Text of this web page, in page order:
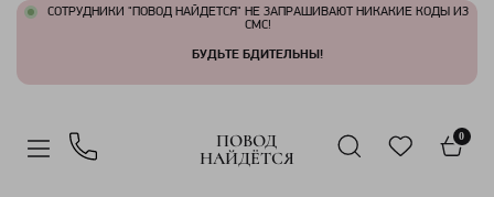
СОТРУДНИКИ "ПОВОД НАЙДЕТСЯ" НЕ ЗАПРАШИВАЮТ НИКАКИЕ КОДЫ ИЗ
СМС!
БУДЬТЕ БДИТЕЛЬНЫ!
ПОВОД
НАЙДЁТСЯ
0